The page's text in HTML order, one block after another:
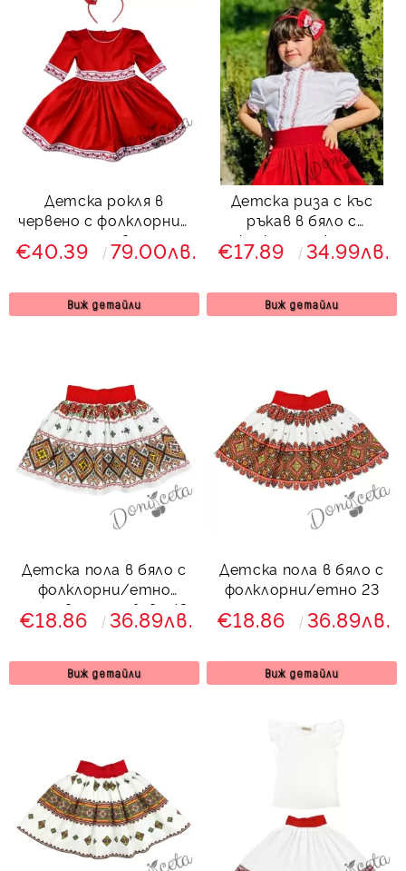
Детска рокля в
червено с фолклорни/
етно мотиви тип
народна носия и
€40.39 79.00лв.
Виж детайли
Детска риза с къс
ръкав в бяло с
фолклорни/етно
мотиви
€17.89 34.99лв.
Виж детайли
Детска пола в бяло с
фолклорни/етно
мотиви с ромбове 43
€18.86 36.89лв.
Виж детайли
Детска пола в бяло с
фолклорни/етно 23
€18.86 36.89лв.
Виж детайли